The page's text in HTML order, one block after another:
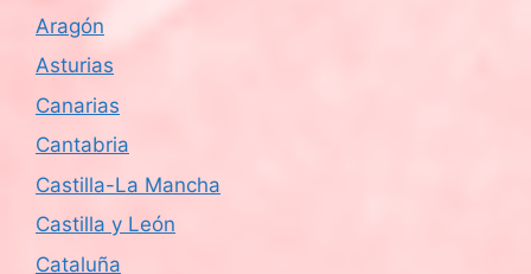
Aragón
Asturias
Canarias
Cantabria
Castilla-La Mancha
Castilla y León
Cataluña